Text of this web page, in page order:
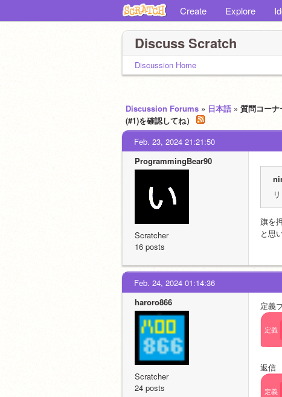
Create Explore
Discuss Scratch
Discussion Home
Discussion Forums » 日本語 » 質問コー
(#1)を確認してね）
Feb. 23, 2024 21:21:50
ProgrammingBear90
Scratcher
16 posts
旗を
と思
Feb. 24, 2024 01:14:36
haroro866
Scratcher
24 posts
定義
定義
返信
定義